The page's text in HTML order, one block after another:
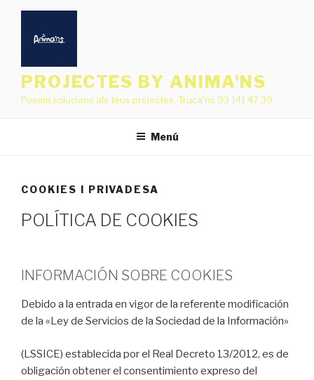
contingut
PROJECTES BY ANIMA'NS
Posem solucions als teus projectes. Truca'ns 93 141 47 39
Menú
COOKIES I PRIVADESA
POLÍTICA DE COOKIES
INFORMACIÓN SOBRE COOKIES
Debido a la entrada en vigor de la referente modificación
de la «Ley de Servicios de la Sociedad de la Información»
(LSSICE) establecida por el Real Decreto 13/2012, es de
obligación obtener el consentimiento expreso del